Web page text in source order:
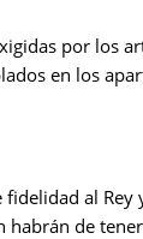
por los
en los
al Rey
habrán de